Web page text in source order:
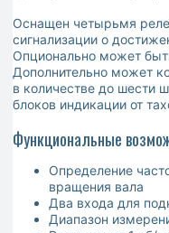
Оснащен четырьмя
сигнализации о
Опционально может
Дополнительно может
в количестве до шести
блоков индикации от
Функциональные
Определение
вращения вала
Два входа для
Диапазон